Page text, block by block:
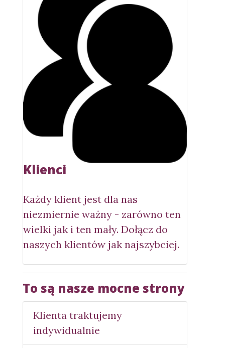
Klienci
Każdy klient jest dla nas
niezmiernie ważny - zarówno ten
wielki jak i ten mały. Dołącz do
naszych klientów jak najszybciej.
To są nasze mocne strony
Klienta traktujemy
indywidualnie